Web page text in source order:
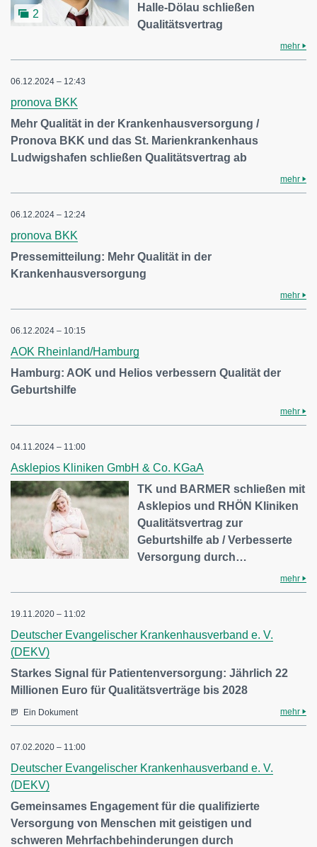
2
Halle-Dölau schließen
Qualitätsvertrag
mehr
06.12.2024 – 12:43
pronova BKK
Mehr Qualität in der Krankenhausversorgung /
Pronova BKK und das St. Marienkrankenhaus
Ludwigshafen schließen Qualitätsvertrag ab
mehr
06.12.2024 – 12:24
pronova BKK
Pressemitteilung: Mehr Qualität in der
Krankenhausversorgung
mehr
06.12.2024 – 10:15
AOK Rheinland/Hamburg
Hamburg: AOK und Helios verbessern Qualität der
Geburtshilfe
mehr
04.11.2024 – 11:00
Asklepios Kliniken GmbH & Co. KGaA
TK und BARMER schließen mit
Asklepios und RHÖN Kliniken
Qualitätsvertrag zur
Geburtshilfe ab / Verbesserte
Versorgung durch…
mehr
19.11.2020 – 11:02
Deutscher Evangelischer Krankenhausverband e. V.
(DEKV)
Starkes Signal für Patientenversorgung: Jährlich 22
Millionen Euro für Qualitätsverträge bis 2028
Ein Dokument mehr
07.02.2020 – 11:00
Deutscher Evangelischer Krankenhausverband e. V.
(DEKV)
Gemeinsames Engagement für die qualifizierte
Versorgung von Menschen mit geistigen und
schweren Mehrfachbehinderungen durch